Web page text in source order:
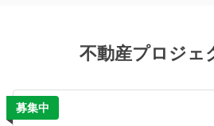
不動産プロジェ
募集中